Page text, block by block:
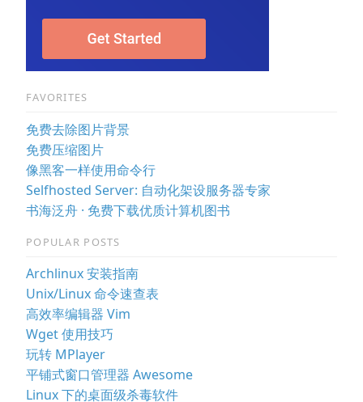
FAVORITES
免费去除图片背景
免费压缩图片
像黑客一样使用命令行
Selfhosted Server: 自动化架设服务器专家
书海泛舟 · 免费下载优质计算机图书
POPULAR POSTS
Archlinux 安装指南
Unix/Linux 命令速查表
高效率编辑器 Vim
Wget 使用技巧
玩转 MPlayer
平铺式窗口管理器 Awesome
Linux 下的桌面级杀毒软件